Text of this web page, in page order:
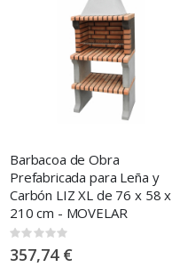
Barbacoa de Obra
Prefabricada para Leña y
Carbón LIZ XL de 76 x 58 x
210 cm - MOVELAR
Rating:
0%
357,74 €